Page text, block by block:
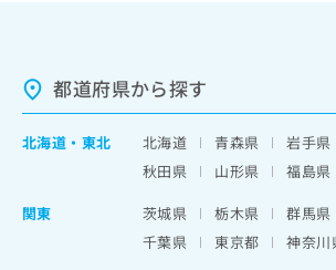
都道府県から探す
北海道 ・ 東北 北海道 青森県 岩手県
秋田県
山形県
福島県
関東
茨城県 栃木県 群馬県
千葉県
東京都 神奈川